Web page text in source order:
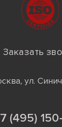
Заказать
ул.
7 (495)